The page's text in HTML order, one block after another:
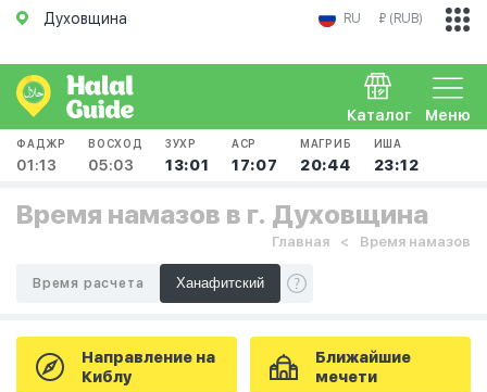
Духовщина RU ₽ (RUB)
Меню
Каталог
ФАДЖР
01:13
ВОСХОД
05:03
ЗУХР
13:01
АСР
17:07
МАГРИБ
20:44
ИША
23:12
Время намазов в г. Духовщина
Главная Время намазов
Время расчета
Направление на
Киблу
Ближайшие
мечети